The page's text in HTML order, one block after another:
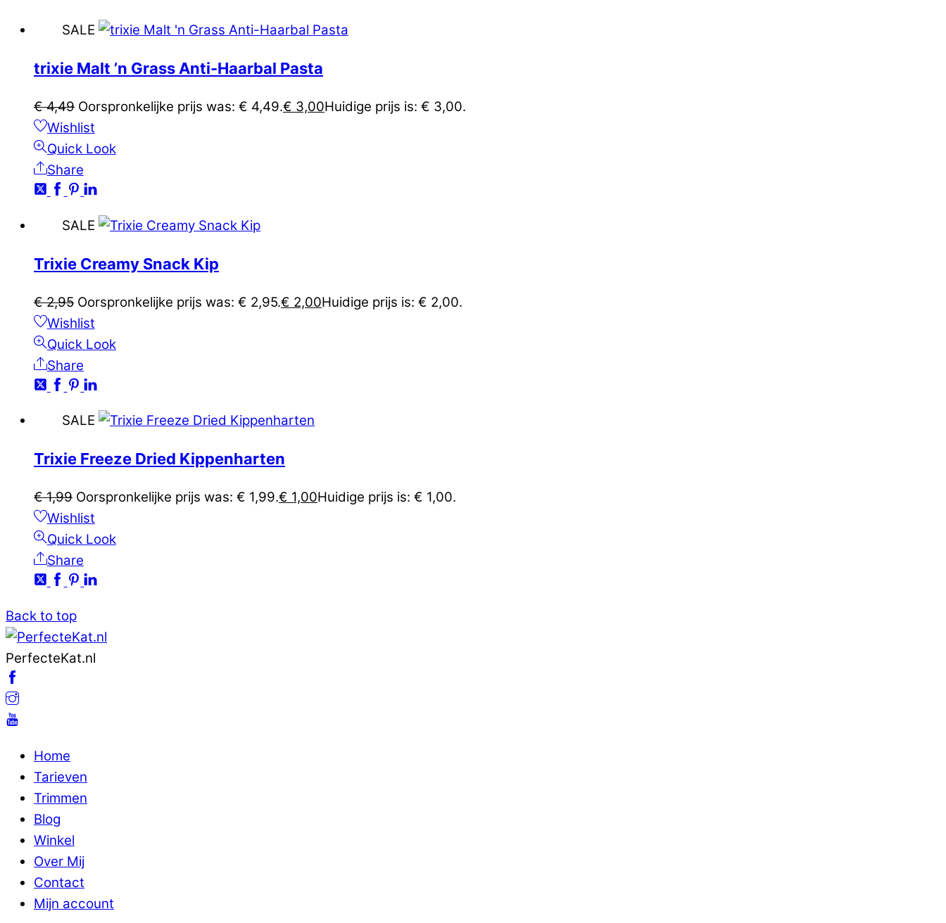
SALE
trixie Malt ’n Grass Anti-Haarbal Pasta
€4,49 Oorspronkelijke prijs was: € 4,49.€ 3,00Huidige prijs is: € 3,00.
Wishlist
Quick Look
Share
SALE
Trixie Creamy Snack Kip
€2,95 Oorspronkelijke prijs was: € 2,95.€ 2,00Huidige prijs is: € 2,00.
Wishlist
Quick Look
Share
SALE
Trixie Freeze Dried Kippenharten
€1,99 Oorspronkelijke prijs was: € 1,99.€ 1,00Huidige prijs is: € 1,00.
Wishlist
Quick Look
Share
Back to top
PerfecteKat.nl
Home
Tarieven
Trimmen
Blog
Winkel
Over Mij
Contact
Mijn account